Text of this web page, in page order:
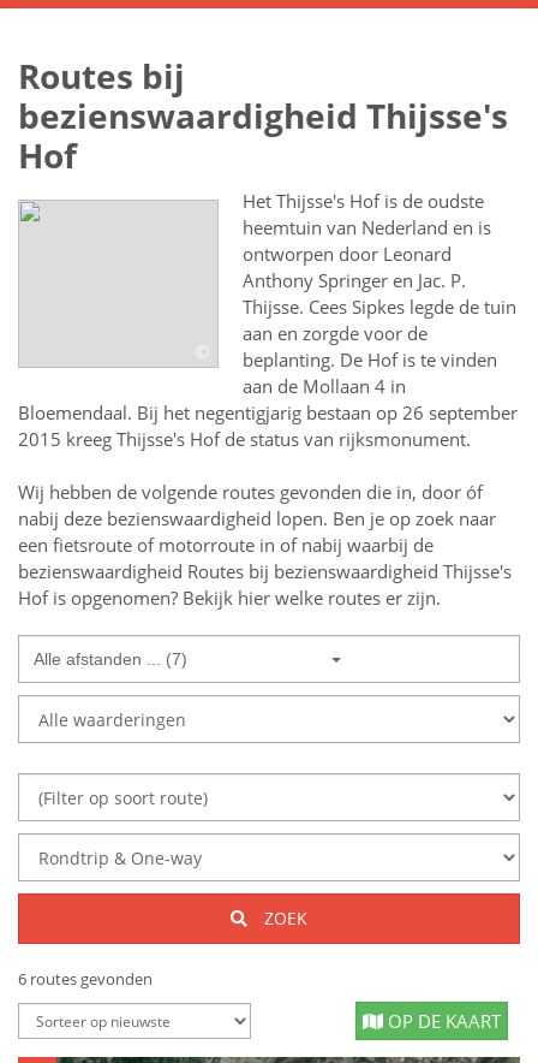
Routes bij
bezienswaardigheid Thijsse's
Hof
©
Het Thijsse's Hof is de oudste
heemtuin van Nederland en is
ontworpen door Leonard
Anthony Springer en Jac. P.
Thijsse. Cees Sipkes legde de tuin
aan en zorgde voor de
beplanting. De Hof is te vinden
aan de Mollaan 4 in
Bloemendaal. Bij het negentigjarig bestaan op 26 september
2015 kreeg Thijsse's Hof de status van rijksmonument.
Wij hebben de volgende routes gevonden die in, door óf
nabij deze bezienswaardigheid lopen. Ben je op zoek naar
een fietsroute of motorroute in of nabij waarbij de
bezienswaardigheid Routes bij bezienswaardigheid Thijsse's
Hofis opgenomen? Bekijk hier welke routes er zijn.
Alle afstanden ... (7)
ZOEK
6 routes gevonden
OP DE KAART